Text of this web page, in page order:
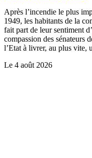
Après l’incendie le plus
1949, les habitants de la
fait part de leur sentiment
compassion des sénateurs
l’Etat à livrer, au plus vite,
Le 4 août 2026